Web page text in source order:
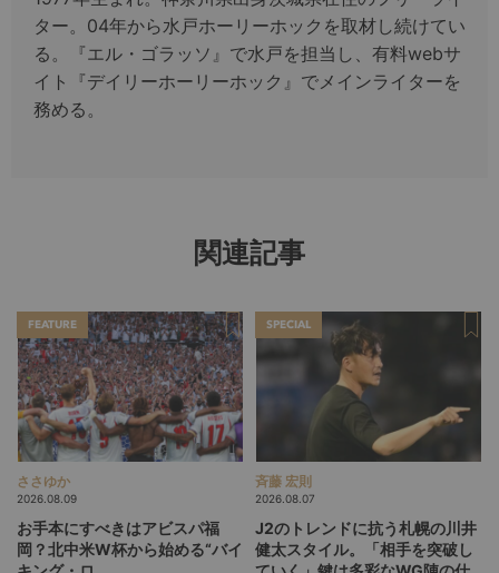
ター。04年から水戸ホーリーホックを取材し続けてい
る。『エル・ゴラッソ』で水戸を担当し、有料webサ
イト『デイリーホーリーホック』でメインライターを
務める。
関連記事
FEATURE
ささゆか
2026.08.09
お手本にすべきはアビスパ福
岡？北中米W杯から始める“バイ
SPECIAL
斉藤 宏則
2026.08.07
J2のトレンドに抗う札幌の川井
健太スタイル。「相手を突破し